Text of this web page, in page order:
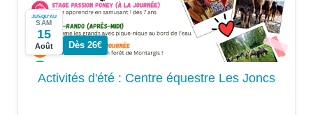
JUSQU'AU
SAM
15
Août Dès 26€
Activités d'été : Centre équestre Les Joncs